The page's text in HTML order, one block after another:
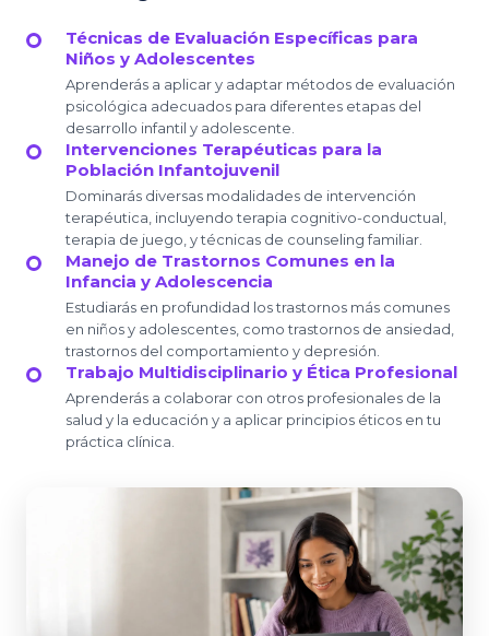
Técnicas de Evaluación Específicas para
Niños y Adolescentes
Aprenderás a aplicar y adaptar métodos de evaluación
psicológica adecuados para diferentes etapas del
desarrollo infantil y adolescente.
Intervenciones Terapéuticas para la
Población Infantojuvenil
Dominarás diversas modalidades de intervención
terapéutica, incluyendo terapia cognitivo-conductual,
terapia de juego, y técnicas de counseling familiar.
Manejo de Trastornos Comunes en la
Infancia y Adolescencia
Estudiarás en profundidad los trastornos más comunes
en niños y adolescentes, como trastornos de ansiedad,
trastornos del comportamiento y depresión.
Trabajo Multidisciplinario y Ética Profesional
Aprenderás a colaborar con otros profesionales de la
salud y la educación y a aplicar principios éticos en tu
práctica clínica.